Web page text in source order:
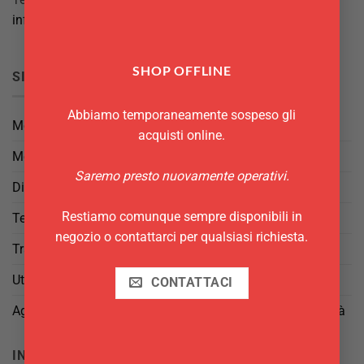
SHOP OFFLINE
Abbiamo temporaneamente sospeso gli
acquisti online.
Saremo presto nuovamente operativi.
Restiamo comunque sempre disponibili in
negozio o contattarci per qualsiasi richiesta.
CONTATTACI
info@delgattoforniture.it
SICUREZZA
Metodi di Pagamento
Metodi di Spedizione
Diritto di Reso
Termini e Condizioni
Trattamento dei Dati
Utilizzo di cookies
Aggiorna le tue preferenze di tracciamento della pubblicità
INFO